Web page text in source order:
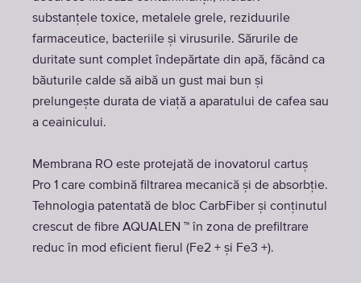
substanțele toxice, metalele grele, reziduurile
farmaceutice, bacteriile și virusurile. Sărurile de
duritate sunt complet îndepărtate din apă, făcând ca
băuturile calde să aibă un gust mai bun și
prelungește durata de viață a aparatului de cafea sau
a ceainicului.
Membrana RO este protejată de inovatorul cartuș
Pro 1 care combină filtrarea mecanică și de absorbție.
Tehnologia patentată de bloc CarbFiber și conținutul
crescut de fibre AQUALEN ™ în zona de prefiltrare
reduc în mod eficient fierul (Fe2 + și Fe3 +).